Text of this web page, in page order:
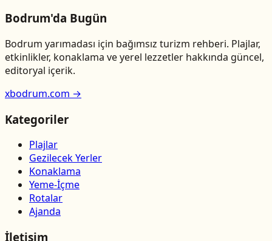
Bodrum'da Bugün
Bodrum yarımadası için bağımsız turizm rehberi. Plajlar,
etkinlikler, konaklama ve yerel lezzetler hakkında güncel,
editoryal içerik.
xbodrum.com →
Kategoriler
Plajlar
Gezilecek Yerler
Konaklama
Yeme-İçme
Rotalar
Ajanda
İletişim